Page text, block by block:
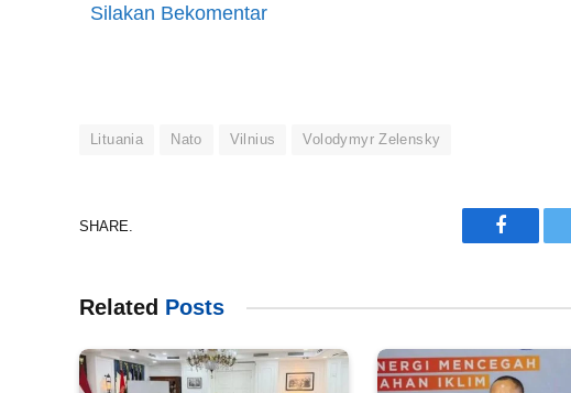
Silakan Bekomentar
Lituania Nato Vilnius Volodymyr Zelensky
SHARE.
Related Posts